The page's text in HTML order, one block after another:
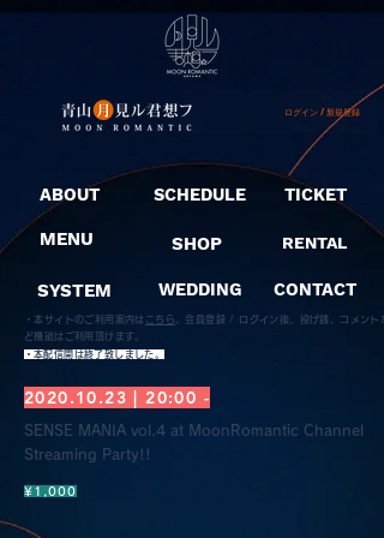
ログイン / 新規登録
ABOUT
MENU
SYSTEM
SCHEDULE
SHOP
WEDDING
TICKET
RENTAL
CONTACT
・本サイトのご利用案内は こちら
会員登録 / ログイン後、投げ銭、コメント
ど機能はご利用頂けます。
​・本配信開は終了致しました。
2020.10.23 | 20:00 -
SENSE MANIA vol.4 at MoonRomantic Channel
Streaming Party!!
¥1,000